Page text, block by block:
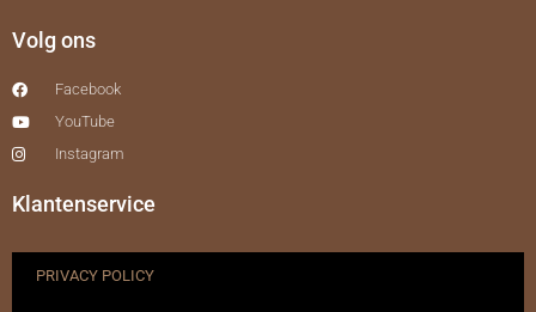
Volg ons
Facebook
YouTube
Instagram
Klantenservice
PRIVACY POLICY